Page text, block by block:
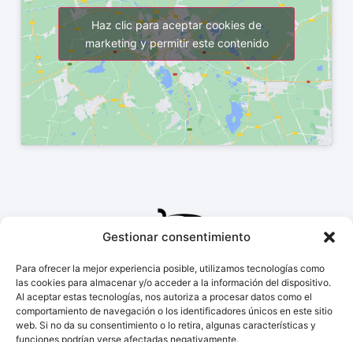
Gestionar consentimiento
Para ofrecer la mejor experiencia posible, utilizamos tecnologías como
las cookies para almacenar y/o acceder a la información del dispositivo.
Al aceptar estas tecnologías, nos autoriza a procesar datos como el
comportamiento de navegación o los identificadores únicos en este sitio
web. Si no da su consentimiento o lo retira, algunas características y
funciones podrían verse afectadas negativamente.
Haz clic para aceptar cookies de
marketing y permitir este contenido